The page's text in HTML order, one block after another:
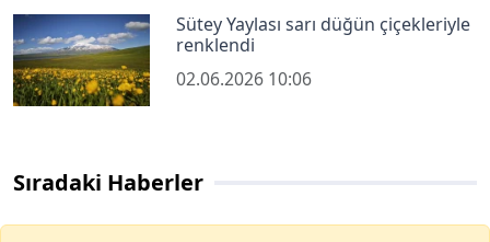
Sütey Yaylası sarı düğün çiçekleriyle
renklendi
02.06.2026 10:06
Sıradaki Haberler